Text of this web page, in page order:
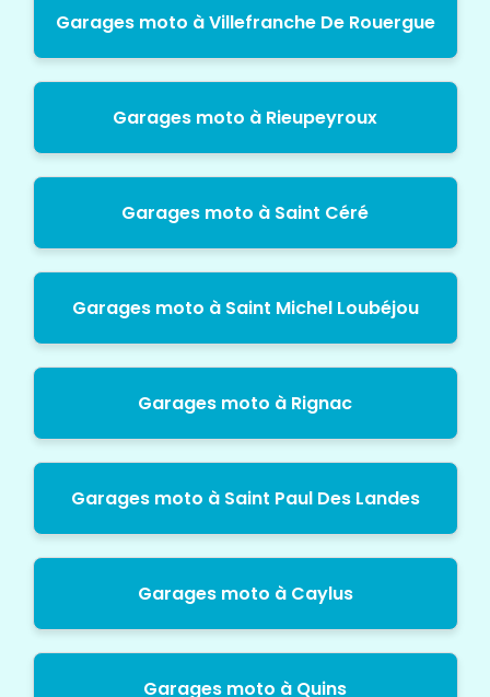
Garages moto à Villefranche De Rouergue
Garages moto à Rieupeyroux
Garages moto à Saint Céré
Garages moto à Saint Michel Loubéjou
Garages moto à Rignac
Garages moto à Saint Paul Des Landes
Garages moto à Caylus
Garages moto à Quins